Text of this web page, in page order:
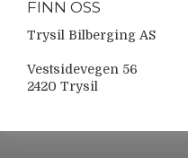
FINN OSS
Trysil Bilberging AS
Vestsidevegen 56
2420 Trysil